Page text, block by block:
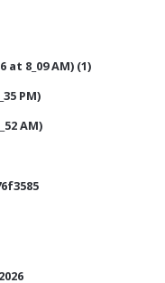
at 8_09 AM) (1)
PM)
AM)